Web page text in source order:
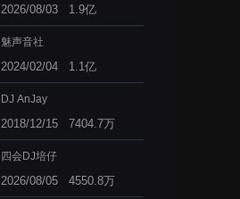
2026/08/03 1.9亿
魅声音社
2024/02/04 1.1亿
DJ AnJay
2018/12/15 7404.7万
四会DJ培仔
2026/08/05 4550.8万